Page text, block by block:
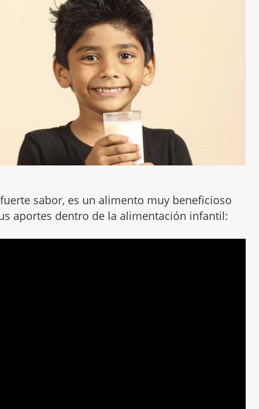
sabor, es un alimento muy beneficioso
aportes dentro de la alimentación infantil: